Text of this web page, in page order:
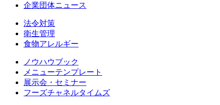
企業団体ニュース
法令対策
衛生管理
食物アレルギー
ノウハウブック
メニューテンプレート
展示会・セミナー
フーズチャネルタイムズ